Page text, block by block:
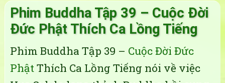
Phim Buddha Tập 39 – Cuộc Đời
Đức Phật Thích Ca Lồng Tiếng
Phim Buddha Tập 39 – Cuộc Đời Đức
PhậtThích Ca Lồng Tiếng nói về việc